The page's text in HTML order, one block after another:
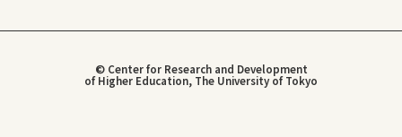
© Center for Research and Development
of Higher Education, The University of Tokyo